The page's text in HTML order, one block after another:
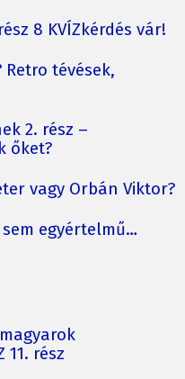
8 KVÍZkérdés vár!
Retro tévések,
2. rész –
őket?
vagy Orbán Viktor?
egyértelmű…
11. rész